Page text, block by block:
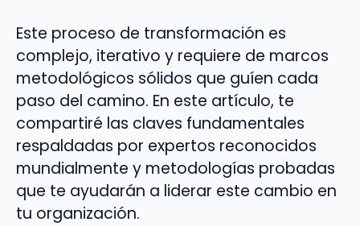
Este proceso de transformación es
complejo, iterativo y requiere de marcos
metodológicos sólidos que guíen cada
paso del camino. En este artículo, te
compartiré las claves fundamentales
respaldadas por expertos reconocidos
mundialmente y metodologías probadas
que te ayudarán a liderar este cambio en
tu organización.